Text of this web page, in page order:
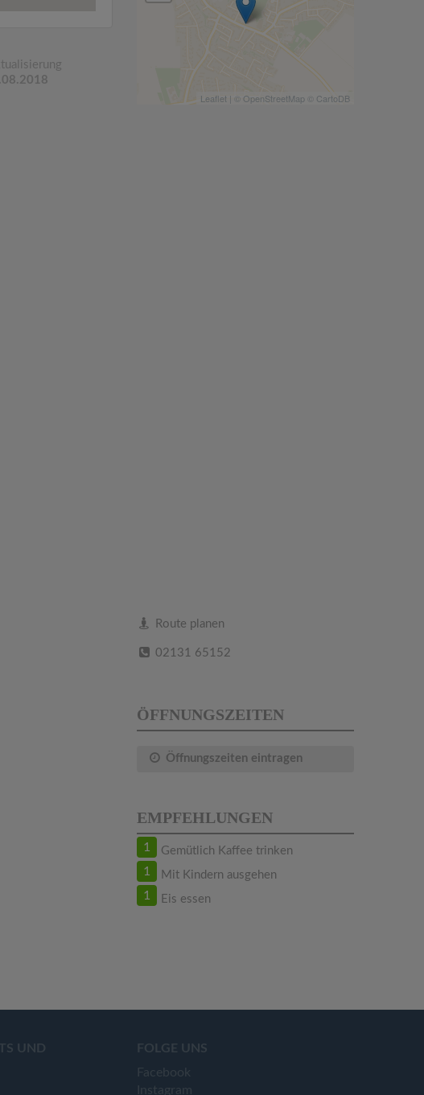
Leaflet | © OpenStreetMap © CartoDB
Route planen
02131 65152
ÖFFNUNGSZEITEN
Öffnungszeiten eintragen
EMPFEHLUNGEN
1 Gemütlich Kaffee trinken
1 Mit Kindern ausgehen
1 Eis essen
UND
FOLGE UNS
Facebook
Instagram